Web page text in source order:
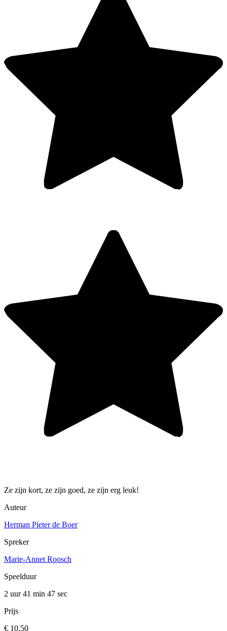
Ze zijn kort, ze zijn goed, ze zijn erg leuk!
Auteur
Herman Pieter de Boer
Spreker
Marie-Annet Roosch
Speelduur
2 uur 41 min 47 sec
Prijs
€ 10,50